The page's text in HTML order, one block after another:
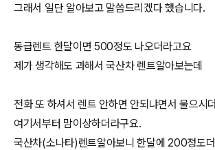
그래서 일단 알아보고 말씀드리겠다 했습니다.
동급렌트 한달이면 500정도 나오더라고요
제가 생각해도 과해서 국산차 렌트알아보는데
전화 또 하셔서 렌트 안하면 안되냐면서 물으시
여기서부터 맘이상하더라구요.
국산차(소나타)렌트알아보니 한달에 200정도